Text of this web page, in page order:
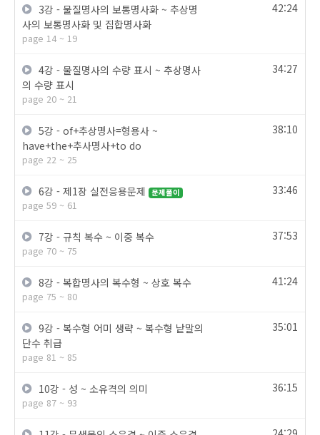
3강 - 물질명사의 보통명사화 ~ 추상명
사의 보통명사화 및 집합명사화
42:24
page 14 ~ 19
4강 - 물질명사의 수량 표시 ~ 추상명사
의 수량 표시
34:27
page 20 ~ 21
5강 - of+추상명사=형용사 ~
have+the+추사명사+to do
38:10
page 22 ~ 25
6강 - 제1장 실전응용문제 문제풀이 33:46
page 59 ~ 61
7강 - 규칙 복수 ~ 이중 복수 37:53
page 70 ~ 75
8강 - 복합명사의 복수형 ~ 상호 복수 41:24
page 75 ~ 80
9강 - 복수형 어미 생략 ~ 복수형 낱말의
단수 취급
35:01
page 81 ~ 85
10강 - 성 ~ 소유격의 의미 36:15
page 87 ~ 93